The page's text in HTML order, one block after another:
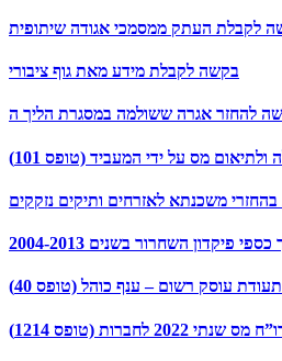
לקבלת העתק ממסמכי אגודה שיתופית
בקשה לקבלת מידע מאת גוף ציבורי
מס על ידי המעביד (טופס 101)
משכנתא לאזרחים ותיקים נזקקים
פיקדון השחרור בשנים 2004-2013
עוסק רשום – ענף כוהל (טופס 40)
לחברות (טופס 1214)